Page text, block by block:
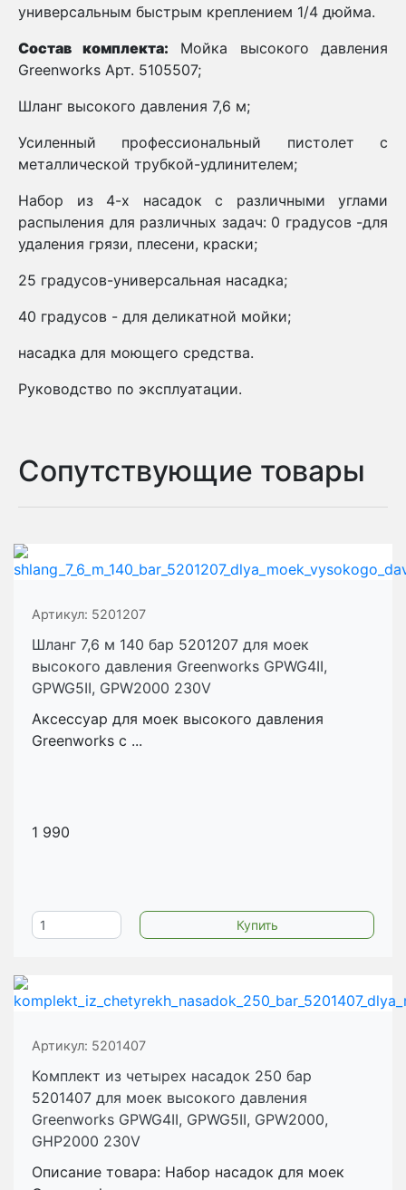
универсальным быстрым креплением 1/4 дюйма.
Состав комплекта: Мойка высокого давления
Greenworks Арт. 5105507;
Шланг высокого давления 7,6 м;
Усиленный профессиональный пистолет с
металлической трубкой-удлинителем;
Набор из 4-х насадок с различными углами
распыления для различных задач: 0 градусов -для
удаления грязи, плесени, краски;
25 градусов-универсальная насадка;
40 градусов - для деликатной мойки;
насадка для моющего средства.
Руководство по эксплуатации.
Сопутствующие товары
Артикул: 5201207
Шланг 7,6 м 140 бар 5201207 для моек
высокого давления Greenworks GPWG4II,
GPWG5II, GPW2000 230V
Аксессуар для моек высокого давления
Greenworks с ...
1 990
Артикул: 5201407
Комплект из четырех насадок 250 бар
5201407 для моек высокого давления
Greenworks GPWG4II, GPWG5II, GPW2000,
GHP2000 230V
Описание товара: Набор насадок для моек